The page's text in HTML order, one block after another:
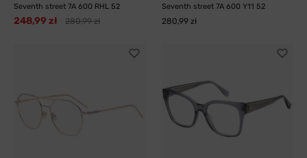
Seventh street 7A 600 RHL 52
248,99 zł 280,99 zł
Seventh street 7A 600 Y11 52
280,99 zł